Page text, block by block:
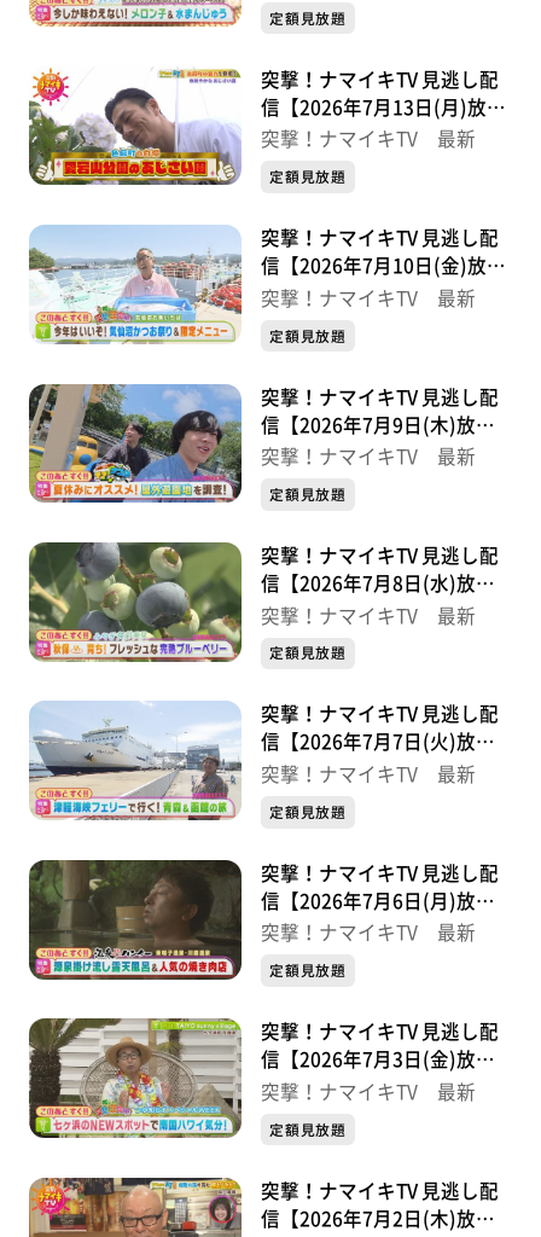
定額見放題
突撃！ナマイキTV 見逃し配
信【2026年7月13日(月)放送
分】
突撃！ナマイキTV 最新
定額見放題
突撃！ナマイキTV 見逃し配
信【2026年7月10日(金)放送
分】
突撃！ナマイキTV 最新
定額見放題
突撃！ナマイキTV 見逃し配
信【2026年7月9日(木)放送
分】
突撃！ナマイキTV 最新
定額見放題
突撃！ナマイキTV 見逃し配
信【2026年7月8日(水)放送
分】
突撃！ナマイキTV 最新
定額見放題
突撃！ナマイキTV 見逃し配
信【2026年7月7日(火)放送
分】
突撃！ナマイキTV 最新
定額見放題
突撃！ナマイキTV 見逃し配
信【2026年7月6日(月)放送
分】
突撃！ナマイキTV 最新
定額見放題
突撃！ナマイキTV 見逃し配
信【2026年7月3日(金)放送
分】
突撃！ナマイキTV 最新
定額見放題
突撃！ナマイキTV 見逃し配
信【2026年7月2日(木)放送